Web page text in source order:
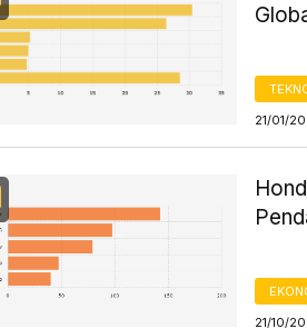
21/01/
21/10/